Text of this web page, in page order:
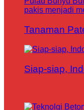
Tanaman
Siap-siap,